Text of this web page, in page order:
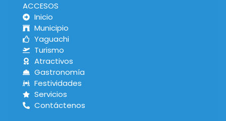
ACCESOS
Inicio
Municipio
Yaguachi
Turismo
Atractivos
Gastronomía
Festividades
Servicios
Contáctenos